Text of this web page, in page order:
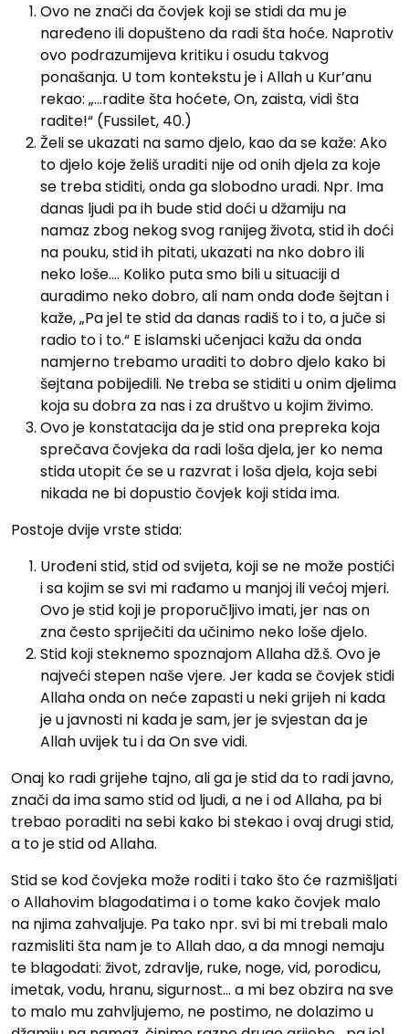
Ovo ne znači da čovjek koji se stidi da mu je
naređeno ili dopušteno da radi šta hoće. Naprotiv
ovo podrazumijeva kritiku i osudu takvog
ponašanja. U tom kontekstu je i Allah u Kur’anu
rekao: „…radite šta hoćete, On, zaista, vidi šta
radite!“ (Fussilet, 40.)
Želi se ukazati na samo djelo, kao da se kaže: Ako
to djelo koje želiš uraditi nije od onih djela za koje
se treba stiditi, onda ga slobodno uradi. Npr. Ima
danas ljudi pa ih bude stid doći u džamiju na
namaz zbog nekog svog ranijeg života, stid ih doći
na pouku, stid ih pitati, ukazati na nko dobro ili
neko loše…. Koliko puta smo bili u situaciji d
auradimo neko dobro, ali nam onda dođe šejtan i
kaže, „Pa jel te stid da danas radiš to i to, a juče si
radio to i to.“ E islamski učenjaci kažu da onda
namjerno trebamo uraditi to dobro djelo kako bi
šejtana pobijedili. Ne treba se stiditi u onim djelima
koja su dobra za nas i za društvo u kojim živimo.
Ovo je konstatacija da je stid ona prepreka koja
sprečava čovjeka da radi loša djela, jer ko nema
stida utopit će se u razvrat i loša djela, koja sebi
nikada ne bi dopustio čovjek koji stida ima.
Postoje dvije vrste stida:
Urođeni stid, stid od svijeta, koji se ne može postići
i sa kojim se svi mi rađamo u manjoj ili većoj mjeri.
Ovo je stid koji je proporučljivo imati, jer nas on
zna često spriječiti da učinimo neko loše djelo.
Stid koji steknemo spoznajom Allaha dž.š. Ovo je
najveći stepen naše vjere. Jer kada se čovjek stidi
Allaha onda on neće zapasti u neki grijeh ni kada
je u javnosti ni kada je sam, jer je svjestan da je
Allah uvijek tu i da On sve vidi.
Onaj ko radi grijehe tajno, ali ga je stid da to radi javno,
znači da ima samo stid od ljudi, a ne i od Allaha, pa bi
trebao poraditi na sebi kako bi stekao i ovaj drugi stid,
a to je stid od Allaha.
Stid se kod čovjeka može roditi i tako što će razmišljati
o Allahovim blagodatima i o tome kako čovjek malo
na njima zahvaljuje. Pa tako npr. svi bi mi trebali malo
razmisliti šta nam je to Allah dao, a da mnogi nemaju
te blagodati: život, zdravlje, ruke, noge, vid, porodicu,
imetak, vodu, hranu, sigurnost… a mi bez obzira na sve
to malo mu zahvljujemo, ne postimo, ne dolazimo u